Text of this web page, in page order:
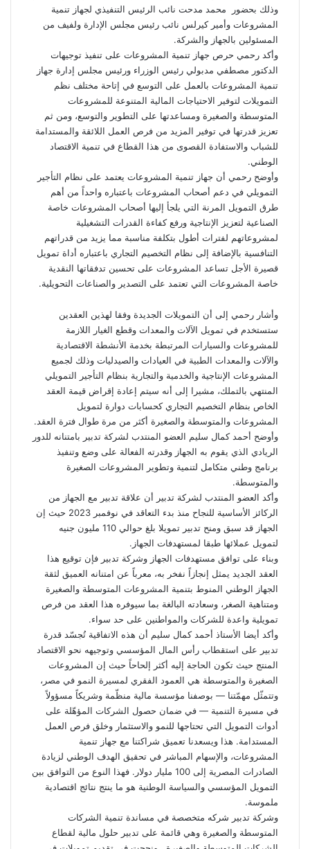
وذلك بحضور محمد مدحت نائب الرئيس التنفيذي لجهاز تنمية
المشروعات وأمير كيرلس نائب رئيس مجلس الإدارة ولفيف من
المسئولين بالجهاز والشركة.
وأكد رحمي حرص جهاز تنمية المشروعات على تنفيذ توجيهات
الدكتور مصطفي مدبولي رئيس الوزراء ورئيس مجلس إدارة جهاز
تنمية المشروعات بالعمل على التوسع في إتاحة مختلف نظم
التمويلات لتوفير الاحتياجات المالية المتنوعة للمشروعات
المتوسطة والصغيرة ومساعدتها على التطوير والتوسع، ومن ثم
تعزيز قدرتها في توفير المزيد من فرص العمل اللائقة والمستدامة
للشباب والاستفادة القصوى من هذا القطاع في تنمية الاقتصاد
الوطني.
وأوضح رحمي أن جهاز تنمية المشروعات يعتمد على نظام التأجير
التمويلي في دعم أصحاب المشروعات باعتباره واحداً من أهم
طرق التمويل المرنة التي يلجأ إليها أصحاب المشروعات خاصة
الصناعية لتعزيز الإنتاجية ورفع كفاءة القدرات التشغيلية
لمشروعاتهم لفترات أطول بتكلفة مناسبة مما يزيد من قدراتهم
التنافسية بالإضافة إلى نظام التخصيم التجاري باعتباره أداة تمويل
قصيرة الأجل تساعد المشروعات على تحسين تدفقاتها النقدية
خاصة المشروعات التي تعتمد على التصدير والصناعات التحويلية.
وأشار رحمي إلى أن التمويلات الجديدة وفقا لهذين العقدين
ستستخدم في تمويل الآلات والمعدات وقطع الغيار اللازمة
للمشروعات والسيارات المرتبطة بخدمة الأنشطة الاقتصادية
والآلات والمعدات الطبية في العيادات والصيدليات وذلك لجميع
المشروعات الإنتاجية والخدمية والتجارية بنظام التأجير التمويلي
المنتهي بالتملك، مشيرا إلى أنه سيتم إعادة إقراض قيمة العقد
الخاص بنظام التخصيم التجاري كحسابات دوارة لتمويل
المشروعات والمتوسطة والصغيرة أكثر من مرة طوال فترة العقد.
وأوضح أحمد كمال سليم العضو المنتدب لشركة تدبير بامتنانه للدور
الريادي الذي يقوم به الجهاز وقدرته الفعالة على وضع وتنفيذ
برنامج وطني متكامل لتنمية وتطوير المشروعات الصغيرة
والمتوسطة.
وأكد العضو المنتدب لشركة تدبير أن علاقة تدبير مع الجهاز من
الركائز الأساسية للنجاح منذ بدء التعاقد في نوفمبر 2023 حيث إن
الجهاز قد سبق ومنح تدبير تمويلا بلغ حوالي 110 مليون جنيه
لتمويل عملائها طبقا لمستهدفات الجهاز.
وبناء على توافق مستهدفات الجهاز وشركة تدبير فإن توقيع هذا
العقد الجديد يمثل إنجازاً نفخر به، معرباً عن امتنانه العميق لثقة
الجهاز الوطني المنوط بتنمية المشروعات المتوسطة والصغيرة
ومتناهية الصغر، وسعادته البالغة بما سيوفره هذا العقد من فرص
تمويلية واعدة للشركات والمواطنين على حد سواء.
وأكد أيضا الأستاذ أحمد كمال سليم أن هذه الاتفاقية تُجسّد قدرة
تدبير على استقطاب رأس المال المؤسسي وتوجيهه نحو الاقتصاد
المنتج حيث تكون الحاجة إليه أكثر إلحاحاً حيث إن المشروعات
الصغيرة والمتوسطة هي العمود الفقري لمسيرة النمو في مصر،
وتتمثّل مهمّتنا — بوصفنا مؤسسة مالية منظّمة وشريكاً مسؤولاً
في مسيرة التنمية — في ضمان حصول الشركات المؤهّلة على
أدوات التمويل التي تحتاجها للنمو والاستثمار وخلق فرص العمل
المستدامة. هذا ويسعدنا تعميق شراكتنا مع جهاز تنمية
المشروعات، والإسهام المباشر في تحقيق الهدف الوطني لزيادة
الصادرات المصرية إلى 100 مليار دولار. فهذا النوع من التوافق بين
التمويل المؤسسي والسياسة الوطنية هو ما ينتج نتائج اقتصادية
ملموسة.
وشركة تدبير شركه متخصصة في مساندة تنمية الشركات
المتوسطة والصغيرة وهي قائمة على تدبير حلول مالية لقطاع